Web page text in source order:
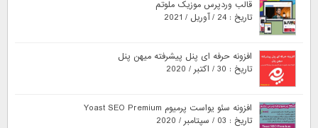
قالب وردپرس موزیک ملوتم
تاریخ : 24 / آوریل / 2021
افزونه حرفه ای پنل پیشرفته میهن پنل
تاریخ : 30 / اکتبر / 2020
افزونه سئو یواست پرمیوم Yoast SEO Premium
تاریخ : 03 / سپتامبر / 2020